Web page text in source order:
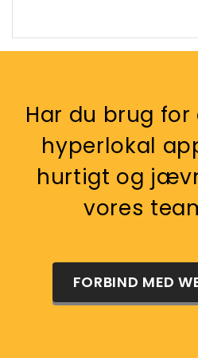
Har du brug for
hyperlokal
hurtigt og
vores
FORBIND MED